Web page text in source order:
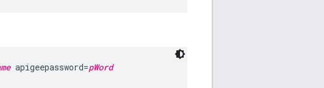
apigeepassword=pWord